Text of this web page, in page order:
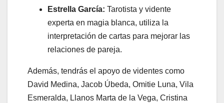
Estrella García: Tarotista y vidente
experta en magia blanca, utiliza la
interpretación de cartas para mejorar las
relaciones de pareja.
Además, tendrás el apoyo de videntes como
David Medina, Jacob Úbeda, Omitie Luna, Vila
Esmeralda, Llanos Marta de la Vega, Cristina